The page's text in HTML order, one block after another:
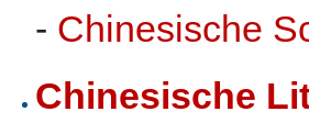
- Chinesische
Chinesische